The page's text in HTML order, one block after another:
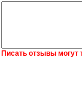
Писать отзывы могут